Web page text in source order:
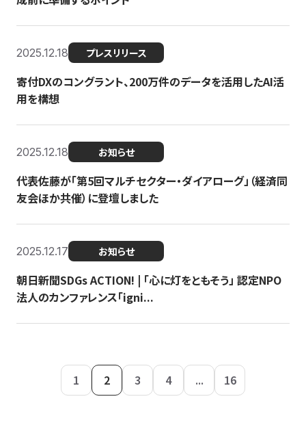
2025.12.18 プレスリリース
寄付DXのコングラント、200万件のデータを活用したAI活
用を構想
2025.12.18 お知らせ
代表佐藤が「第5回マルチセクター・ダイアローグ」（経済同
友会ほか共催）に登壇しました
2025.12.17 お知らせ
朝日新聞SDGs ACTION! | 「心に灯をともそう」 認定NPO
法人のカンファレンス「igni...
1 2 3 4 ... 16